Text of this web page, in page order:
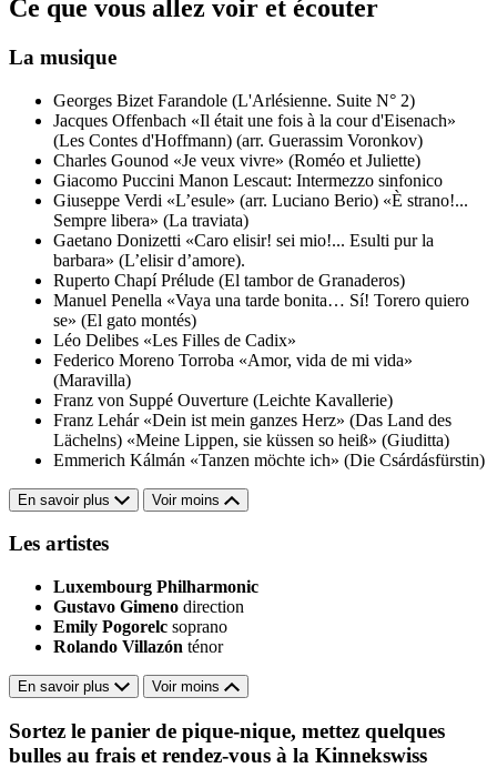
Ce que vous allez voir et écouter
La musique
Georges Bizet Farandole (L'Arlésienne. Suite N° 2)
Jacques Offenbach «Il était une fois à la cour d'Eisenach»
(Les Contes d'Hoffmann) (arr. Guerassim Voronkov)
Charles Gounod «Je veux vivre» (Roméo et Juliette)
Giacomo Puccini Manon Lescaut: Intermezzo sinfonico
Giuseppe Verdi «L’esule» (arr. Luciano Berio) «È strano!...
Sempre libera» (La traviata)
Gaetano Donizetti «Caro elisir! sei mio!... Esulti pur la
barbara» (L’elisir d’amore).
Ruperto Chapí Prélude (El tambor de Granaderos)
Manuel Penella «Vaya una tarde bonita… Sí! Torero quiero
se» (El gato montés)
Léo Delibes «Les Filles de Cadix»
Federico Moreno Torroba «Amor, vida de mi vida»
(Maravilla)
Franz von Suppé Ouverture (Leichte Kavallerie)
Franz Lehár «Dein ist mein ganzes Herz» (Das Land des
Lächelns) «Meine Lippen, sie küssen so heiß» (Giuditta)
Emmerich Kálmán «Tanzen möchte ich» (Die Csárdásfürstin)
En savoir plus Voir moins
Les artistes
Luxembourg Philharmonic
Gustavo Gimeno direction
Emily Pogorelc soprano
Rolando Villazón ténor
En savoir plus Voir moins
Sortez le panier de pique-nique, mettez quelques
bulles au frais et rendez-vous à la Kinnekswiss